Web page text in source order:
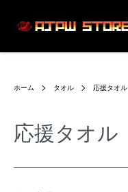
ホーム タオル 応援タオル
応援タオル